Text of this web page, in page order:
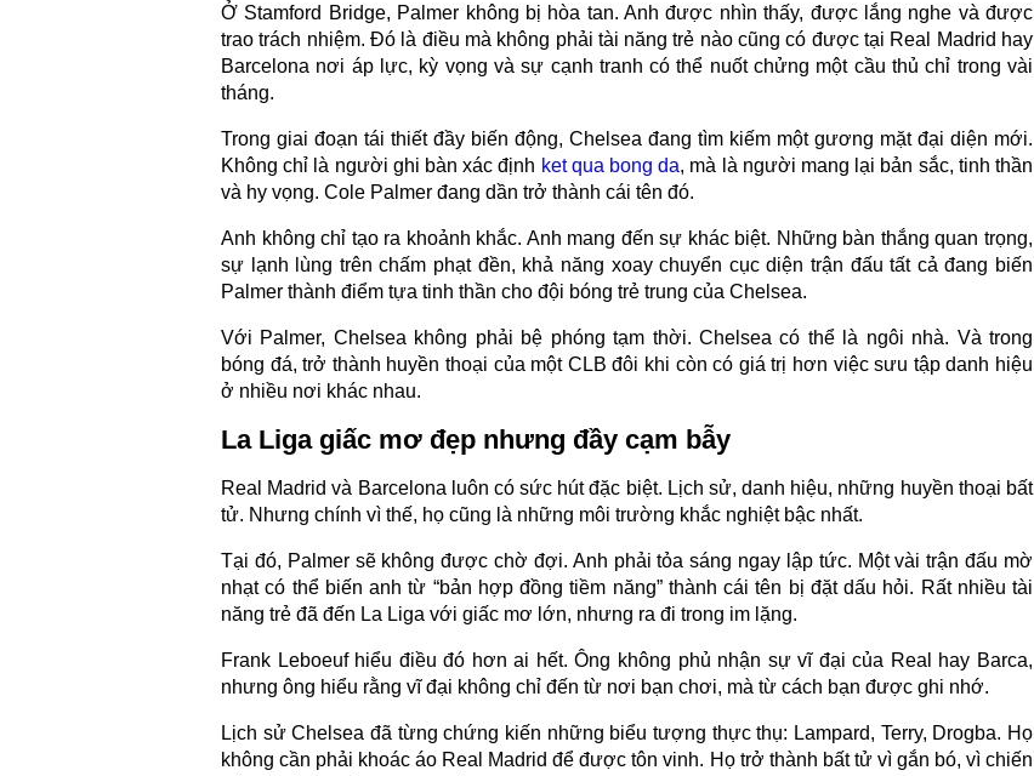
Ở Stamford Bridge, Palmer không bị hòa tan. Anh được nhìn thấy, được lắng nghe và được
trao trách nhiệm. Đó là điều mà không phải tài năng trẻ nào cũng có được tại Real Madrid hay
Barcelona nơi áp lực, kỳ vọng và sự cạnh tranh có thể nuốt chửng một cầu thủ chỉ trong vài
tháng.
Trong giai đoạn tái thiết đầy biến động, Chelsea đang tìm kiếm một gương mặt đại diện mới.
Không chỉ là người ghi bàn xác định ket qua bong da, mà là người mang lại bản sắc, tinh thần
và hy vọng. Cole Palmer đang dần trở thành cái tên đó.
Anh không chỉ tạo ra khoảnh khắc. Anh mang đến sự khác biệt. Những bàn thắng quan trọng,
sự lạnh lùng trên chấm phạt đền, khả năng xoay chuyển cục diện trận đấu tất cả đang biến
Palmer thành điểm tựa tinh thần cho đội bóng trẻ trung của Chelsea.
Với Palmer, Chelsea không phải bệ phóng tạm thời. Chelsea có thể là ngôi nhà. Và trong
bóng đá, trở thành huyền thoại của một CLB đôi khi còn có giá trị hơn việc sưu tập danh hiệu
ở nhiều nơi khác nhau.
La Liga giấc mơ đẹp nhưng đầy cạm bẫy
Real Madrid và Barcelona luôn có sức hút đặc biệt. Lịch sử, danh hiệu, những huyền thoại bất
tử. Nhưng chính vì thế, họ cũng là những môi trường khắc nghiệt bậc nhất.
Tại đó, Palmer sẽ không được chờ đợi. Anh phải tỏa sáng ngay lập tức. Một vài trận đấu mờ
nhạt có thể biến anh từ “bản hợp đồng tiềm năng” thành cái tên bị đặt dấu hỏi. Rất nhiều tài
năng trẻ đã đến La Liga với giấc mơ lớn, nhưng ra đi trong im lặng.
Frank Leboeuf hiểu điều đó hơn ai hết. Ông không phủ nhận sự vĩ đại của Real hay Barca,
nhưng ông hiểu rằng vĩ đại không chỉ đến từ nơi bạn chơi, mà từ cách bạn được ghi nhớ.
Lịch sử Chelsea đã từng chứng kiến những biểu tượng thực thụ: Lampard, Terry, Drogba. Họ
không cần phải khoác áo Real Madrid để được tôn vinh. Họ trở thành bất tử vì gắn bó, vì chiến